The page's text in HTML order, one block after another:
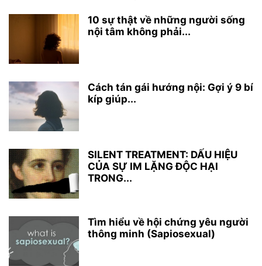
10 sự thật về những người sống
nội tâm không phải...
Cách tán gái hướng nội: Gợi ý 9 bí
kíp giúp...
SILENT TREATMENT: DẤU HIỆU
CỦA SỰ IM LẶNG ĐỘC HẠI
TRONG...
Tìm hiểu về hội chứng yêu người
thông minh (Sapiosexual)